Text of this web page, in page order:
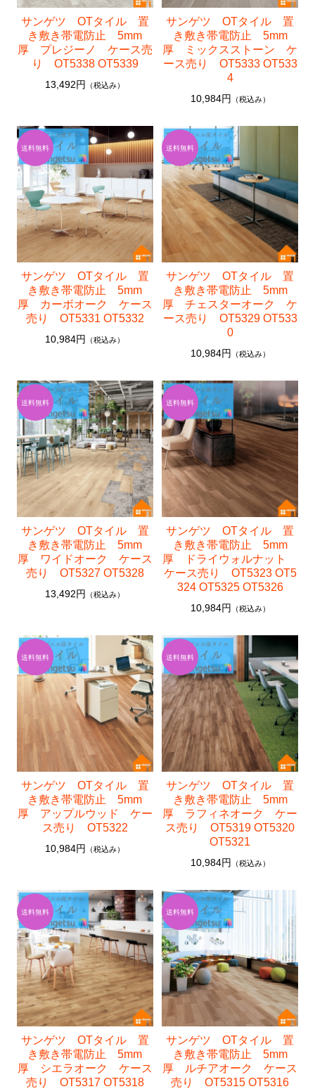
サンゲツ OTタイル 置
き敷き帯電防止 5mm
厚 プレジーノ ケース売
り OT5338 OT5339
13,492円 （税込み）
サンゲツ OTタイル 置
き敷き帯電防止 5mm
厚 ミックスストーン ケ
ース売り OT5333 OT533
4
10,984円 （税込み）
サンゲツ OTタイル 置
き敷き帯電防止 5mm
厚 カーボオーク ケース
売り OT5331 OT5332
10,984円 （税込み）
サンゲツ OTタイル 置
き敷き帯電防止 5mm
厚 チェスターオーク ケ
ース売り OT5329 OT533
0
10,984円 （税込み）
サンゲツ OTタイル 置
き敷き帯電防止 5mm
厚 ワイドオーク ケース
売り OT5327 OT5328
13,492円 （税込み）
サンゲツ OTタイル 置
き敷き帯電防止 5mm
厚 ドライウォルナット
ケース売り OT5323 OT5
324 OT5325 OT5326
10,984円 （税込み）
サンゲツ OTタイル 置
き敷き帯電防止 5mm
厚 アップルウッド ケー
ス売り OT5322
10,984円 （税込み）
サンゲツ OTタイル 置
き敷き帯電防止 5mm
厚 ラフィネオーク ケー
ス売り OT5319 OT5320
OT5321
10,984円 （税込み）
サンゲツ OTタイル 置
き敷き帯電防止 5mm
厚 シエラオーク ケース
売り OT5317 OT5318
サンゲツ OTタイル 置
き敷き帯電防止 5mm
厚 ルチアオーク ケース
売り OT5315 OT5316